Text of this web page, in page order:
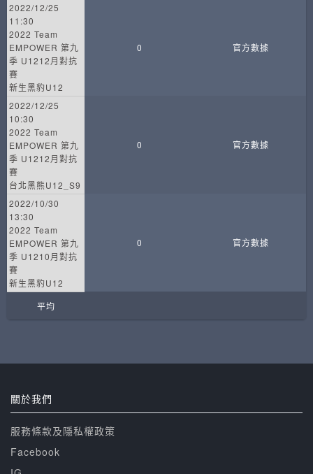
2022/12/25
11:30
2022 Team
EMPOWER 第九
季 U1212月對抗
賽
新生黑豹U12
0 官方數據
2022/12/25
10:30
2022 Team
EMPOWER 第九
季 U1212月對抗
賽
台北黑熊U12_S9
0 官方數據
2022/10/30
13:30
2022 Team
EMPOWER 第九
季 U1210月對抗
賽
新生黑豹U12
0 官方數據
平均
關於我們
服務條款及隱私權政策
Facebook